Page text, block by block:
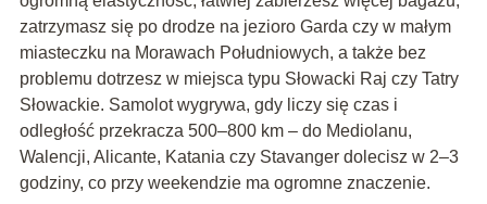
zatrzymasz się po drodze na jezioro Garda czy w małym
miasteczku na Morawach Południowych, a także bez
problemu dotrzesz w miejsca typu Słowacki Raj czy Tatry
Słowackie. Samolot wygrywa, gdy liczy się czas i
odległość przekracza 500–800 km – do Mediolanu,
Walencji, Alicante, Katania czy Stavanger dolecisz w 2–3
godziny, co przy weekendzie ma ogromne znaczenie.